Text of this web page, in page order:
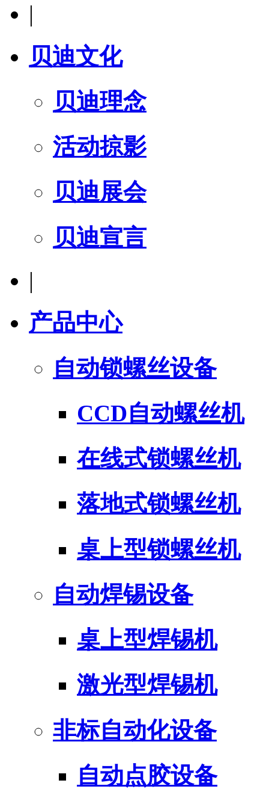
|
贝迪文化
贝迪理念
活动掠影
贝迪展会
贝迪宣言
|
产品中心
自动锁螺丝设备
CCD自动螺丝机
在线式锁螺丝机
落地式锁螺丝机
桌上型锁螺丝机
自动焊锡设备
桌上型焊锡机
激光型焊锡机
非标自动化设备
自动点胶设备